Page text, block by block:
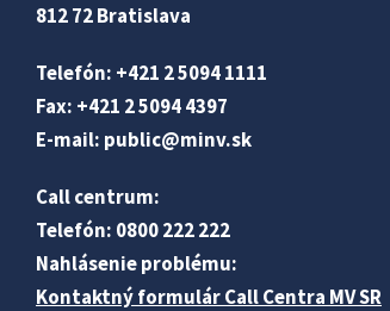
812 72 Bratislava
Telefón: +421 2 5094 1111
Fax: +421 2 5094 4397
E-mail: public@minv.sk
Call centrum:
Telefón: 0800 222 222
Nahlásenie problému:
Kontaktný formulár Call Centra MV SR